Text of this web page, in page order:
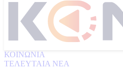
ΚΟΙΝΩΝΙΑ
ΤΕΛΕΥΤΑΙΑ ΝΕΑ